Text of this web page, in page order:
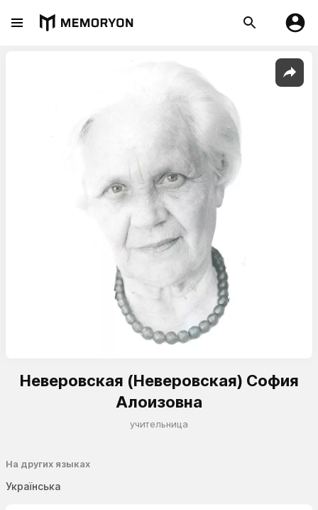
Неверовская (Неверовская) София
Алоизовна
учительница
На других языках
Українська